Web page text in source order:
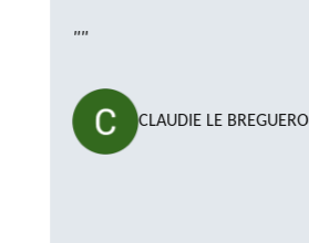
""
CLAUDIE LE BREGUERO